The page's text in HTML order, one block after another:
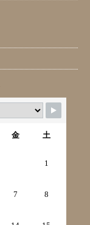
金 土
1
7 8